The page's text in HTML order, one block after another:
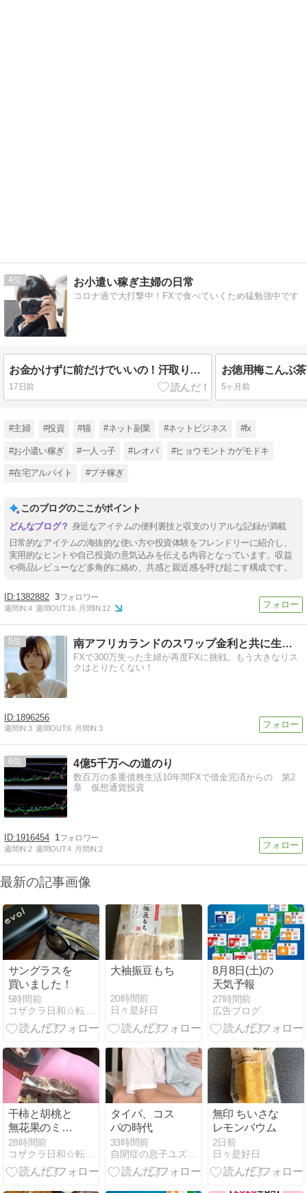
4 お小遣い稼ぎ主婦の日常
コロナ過で大打撃中！FXで食べていくため猛勉強中です
お金かけずに前だけでいいの！汗取りインナー手作りしたよ
17日前
お徳用梅こんぶ
5ヶ月前
#主婦 #投資 #猫 #ネット副業 #ネットビジネス #fx
#お小遣い稼ぎ #一人っ子 #レオパ #ヒョウモントカゲモドキ
#在宅アルバイト #プチ稼ぎ
このブログのここがポイント
身近なアイテムの便利裏技と収支のリアルな記録が満載
日常的なアイテムの海抜的な使い方や投資体験をフレンドリーに紹介し、
実用的なヒントや自己投資の意気込みを伝える内容となっています。収益
や商品レビューなど多角的に絡め、共感と親近感を呼び起こす構成です。
1382882 3
週間IN:4 週間OUT:16 月間IN:12
5 南アフリカランドのスワップ金利と共に生きる
FXで300万失った主婦が再度FXに挑戦。もう大きなリス
クはとりたくない！
1896256
週間IN:3 週間OUT:6 月間IN:3
6 4億5千万への道のり
数百万の多重債務生活10年間FXで借金完済からの 第2
章 仮想通貨投資
1916454 1
週間IN:2 週間OUT:4 月間IN:2
最新の記事画像
サングラスを
買いました！
5時間前
コザクラ日和☆転妻、福岡で暮らす
大袖振豆もち
20時間前
日々是好日
8月8日(土)の
天気予報
27時間前
広告ブログ
干柿と胡桃と
無花果のミル
フィーユ@一
善や
28時間前
コザクラ日和☆転妻、福岡で暮らす
タイパ、コス
パの時代
33時間前
自閉症の息子ユズヒコ、時々エルメスと宝塚の話
無印 ちいさな
レモンバウム
2日前
日々是好日